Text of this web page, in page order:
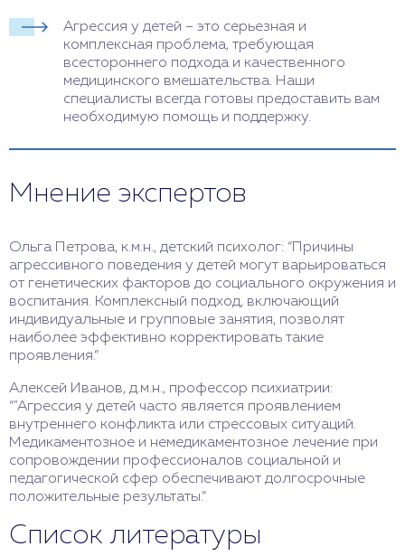
Агрессия у детей – это серьезная и
комплексная проблема, требующая
всестороннего подхода и качественного
медицинского вмешательства. Наши
специалисты всегда готовы предоставить вам
необходимую помощь и поддержку.
Мнение экспертов
Ольга Петрова, к.м.н., детский психолог: “Причины
агрессивного поведения у детей могут варьироваться
от генетических факторов до социального окружения и
воспитания. Комплексный подход, включающий
индивидуальные и групповые занятия, позволят
наиболее эффективно корректировать такие
проявления.”
Алексей Иванов, д.м.н., профессор психиатрии:
“"Агрессия у детей часто является проявлением
внутреннего конфликта или стрессовых ситуаций.
Медикаментозное и немедикаментозное лечение при
сопровождении профессионалов социальной и
педагогической сфер обеспечивают долгосрочные
положительные результаты.”
Список литературы